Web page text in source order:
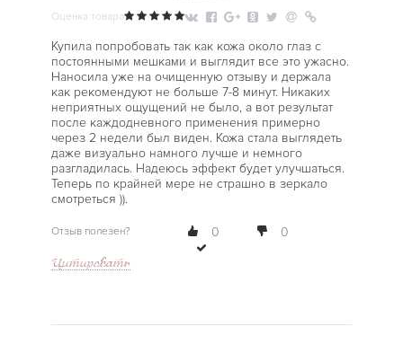
Оценка товара
Купила попробовать так как кожа около глаз с
постоянными мешками и выглядит все это ужасно.
Наносила уже на очищенную отзыву и держала
как рекомендуют не больше 7-8 минут. Никаких
неприятных ощущений не было, а вот результат
после каждодневного применения примерно
через 2 недели был виден. Кожа стала выглядеть
даже визуально намного лучше и немного
разгладилась. Надеюсь эффект будет улучшаться.
Теперь по крайней мере не страшно в зеркало
смотреться )).
Отзыв полезен? 0 0
Цитировать